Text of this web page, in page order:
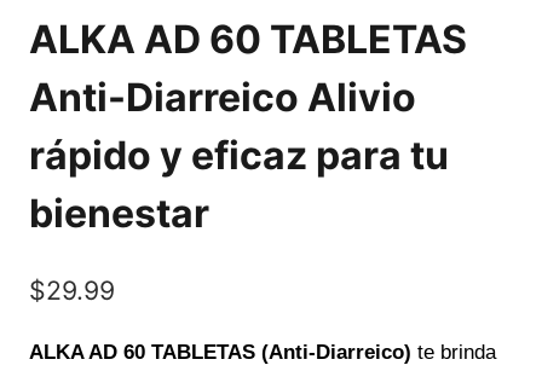
ALKA AD 60 TABLETAS
Anti-Diarreico Alivio
rápido y eficaz para tu
bienestar
$29.99
ALKA AD 60 TABLETAS (Anti-Diarreico) te brinda